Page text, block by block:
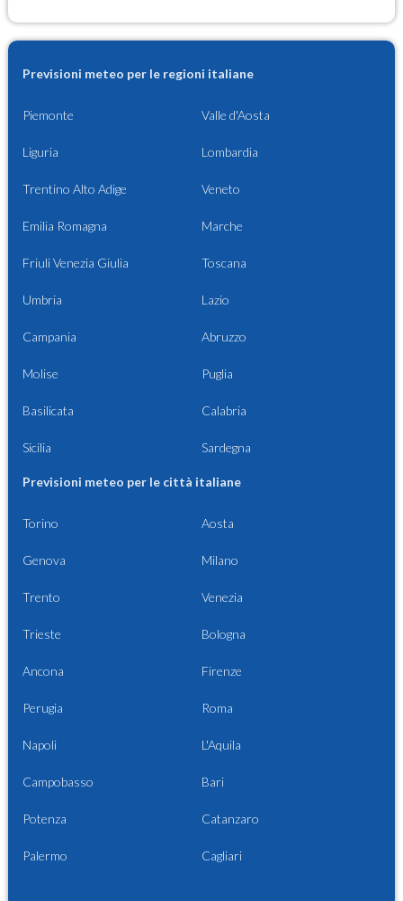
Previsioni meteo per le regioni italiane
Piemonte Valle d'Aosta
Liguria Lombardia
Trentino Alto Adige Veneto
Emilia Romagna Marche
Friuli Venezia Giulia Toscana
Umbria Lazio
Campania Abruzzo
Molise Puglia
Basilicata Calabria
Sicilia Sardegna
Previsioni meteo per le città italiane
Torino Aosta
Genova Milano
Trento Venezia
Trieste Bologna
Ancona Firenze
Perugia Roma
Napoli L'Aquila
Campobasso Bari
Potenza Catanzaro
Palermo Cagliari